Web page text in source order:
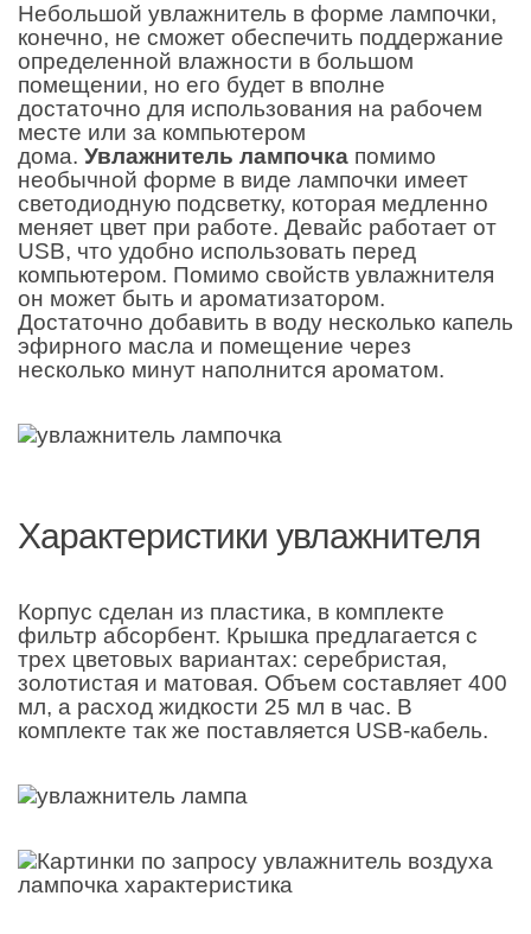
Небольшой увлажнитель в форме лампочки,
конечно, не сможет обеспечить поддержание
определенной влажности в большом
помещении, но его будет в вполне
достаточно для использования на рабочем
месте или за компьютером
дома. Увлажнитель лампочка помимо
необычной форме в виде лампочки имеет
светодиодную подсветку, которая медленно
меняет цвет при работе. Девайс работает от
USB, что удобно использовать перед
компьютером. Помимо свойств увлажнителя
он может быть и ароматизатором.
Достаточно добавить в воду несколько капель
эфирного масла и помещение через
несколько минут наполнится ароматом.
Характеристики увлажнителя
Корпус сделан из пластика, в комплекте
фильтр абсорбент. Крышка предлагается с
трех цветовых вариантах: серебристая,
золотистая и матовая. Объем составляет 400
мл, а расход жидкости 25 мл в час. В
комплекте так же поставляется USB-кабель.